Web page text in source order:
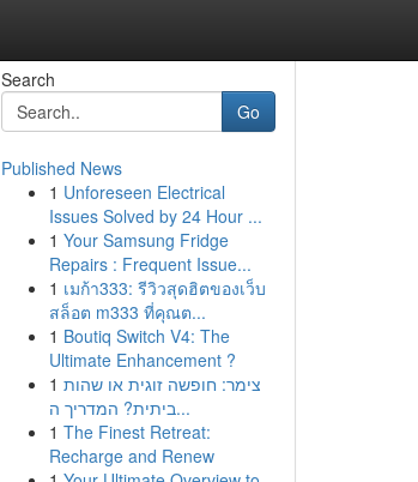
Search
Go
Published News
1 Unforeseen Electrical
Issues Solved by 24 Hour ...
1 Your Samsung Fridge
Repairs : Frequent Issue...
1 เมก้า333: รีวิวสุดฮิตของเว็บ
สล็อต m333 ที่คุณต...
1 Boutiq Switch V4: The
Ultimate Enhancement ?
1 צימר: חופשה זוגית או שהות
ביתית? המדריך ה...
1 The Finest Retreat:
Recharge and Renew